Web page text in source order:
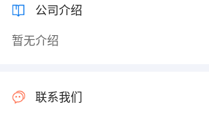
公司介绍
暂无介绍
联系我们